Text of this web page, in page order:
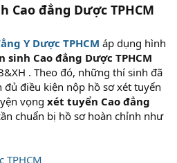
Cao đẳng Dược TPHCM
Y Dược TPHCM áp dụng hình
sinh Cao đẳng Dược TPHCM
. Theo đó, những thí sinh đã
đủ điều kiện nộp hồ sơ xét tuyển
vọng xét tuyển Cao đẳng
chuẩn bị hồ sơ hoàn chỉnh như
TPHCM